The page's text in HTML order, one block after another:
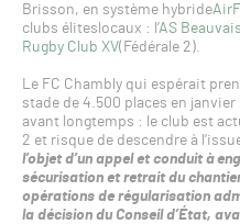
Brisson, en système hybride
clubs éliteslocaux : l’AS
Rugby Club XV(Fédérale 2).
Le FC Chambly qui espérait
stade de 4.500 places en
avant longtemps : le club est
2 et risque de descendre à
l’objet d’un appel et conduit à
sécurisation et retrait du
opérations de régularisation
la décision du Conseil d’État,